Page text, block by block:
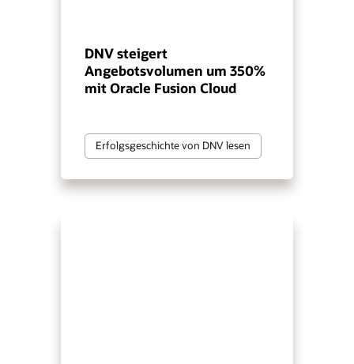
DNV steigert
Angebotsvolumen um 350%
mit Oracle Fusion Cloud
Erfolgsgeschichte von DNV lesen